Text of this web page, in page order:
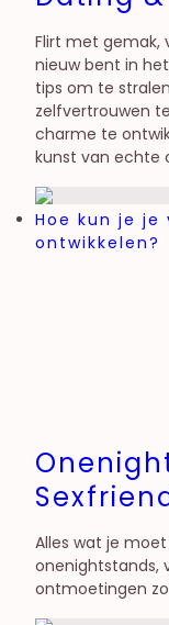
Flirt met gemak,
nieuw bent in
tips om te
zelfvertrouwen
charme te
kunst van echte
Hoe kun je je
ontwikkelen?
Alles wat je
onenightstands,
ontmoetingen